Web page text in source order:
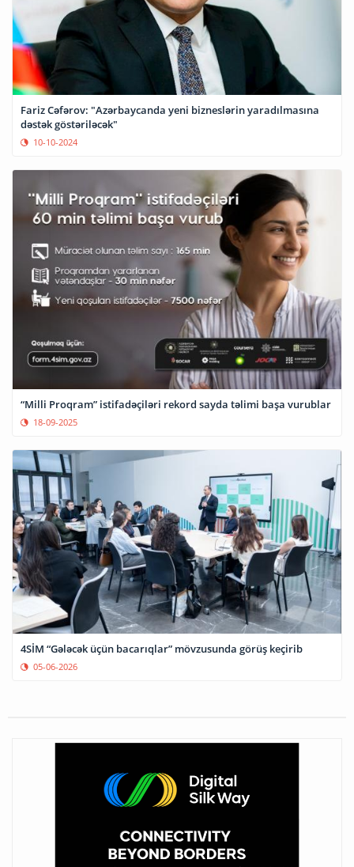
Fariz Cəfərov: "Azərbaycanda yeni bizneslərin yaradılmasına
dəstək göstəriləcək"
10-10-2024
“Milli Proqram” istifadəçiləri rekord sayda təlimi başa vurublar
18-09-2025
4SİM “Gələcək üçün bacarıqlar” mövzusunda görüş keçirib
05-06-2026